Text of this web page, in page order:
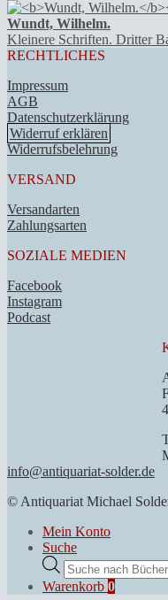
Wundt, Wilhelm.
Kleinere Schriften. Dritter
RECHTLICHES
Impressum
AGB
Datenschutzerklärung
Widerruf erklären
Widerrufsbelehrung
VERSAND
Versandarten
Zahlungsarten
SOZIALE MEDIEN
Facebook
Instagram
Podcast
info@antiquariat-solder.de
© Antiquariat Michael
Mein Konto
Suche
Products
search
Warenkorb 0